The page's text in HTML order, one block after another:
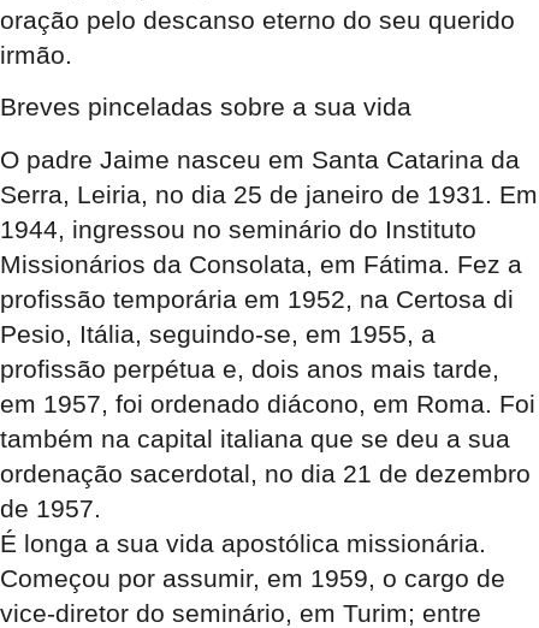
oração pelo descanso eterno do seu querido
irmão.
Breves pinceladas sobre a sua vida
O padre Jaime nasceu em Santa Catarina da
Serra, Leiria, no dia 25 de janeiro de 1931. Em
1944, ingressou no seminário do Instituto
Missionários da Consolata, em Fátima. Fez a
profissão temporária em 1952, na Certosa di
Pesio, Itália, seguindo-se, em 1955, a
profissão perpétua e, dois anos mais tarde,
em 1957, foi ordenado diácono, em Roma. Foi
também na capital italiana que se deu a sua
ordenação sacerdotal, no dia 21 de dezembro
de 1957.
É longa a sua vida apostólica missionária.
Começou por assumir, em 1959, o cargo de
vice-diretor do seminário, em Turim; entre